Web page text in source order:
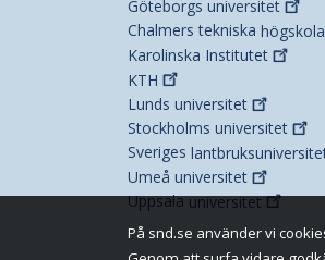
Göteborgs universitet
Chalmers tekniska högskola
Karolinska Institutet
KTH
Lunds universitet
Stockholms universitet
Sveriges
Umeå universitet
Uppsalauniversitet
På snd.se använder vi